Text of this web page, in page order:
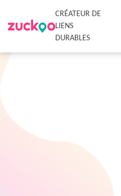
CRÉATEUR DE
LIENS
DURABLES